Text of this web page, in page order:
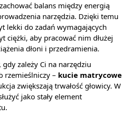
balans między energią
narzędzia. Dzięki temu
lekki do zadań wymagających
ciężki, aby pracować nim dłużej
dłoni i przedramienia.
zależy Ci na narzędziu
rzemieślniczy – kucie matrycowe
zwiększają trwałość głowicy. W
jako stały element